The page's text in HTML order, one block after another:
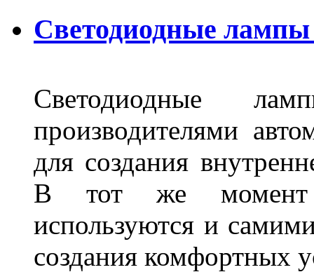
Светодиодные
Светодиодные
производителями
для создания
В тот же момент
используются и
создания комфортных